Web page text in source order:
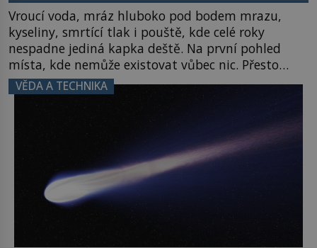
Vroucí voda, mráz hluboko pod bodem mrazu,
kyseliny, smrtící tlak i pouště, kde celé roky
nespadne jediná kapka deště. Na první pohled
místa, kde nemůže existovat vůbec nic. Přesto
právě tady vědci objevují organismy, které
posouvají hranice života. Každý nový nález mění
napovídá, kde bychom jednou […]
VĚDA A TECHNIKA